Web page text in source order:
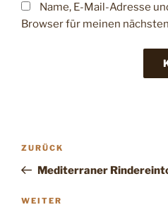
Name, E-Mail-Adresse
Browser für meinen
Beitragsnavigation
Vorheriger
Beitrag
ZURÜCK
Mediterraner
Nächster
WEITER